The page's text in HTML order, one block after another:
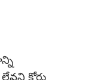
కోర్టు